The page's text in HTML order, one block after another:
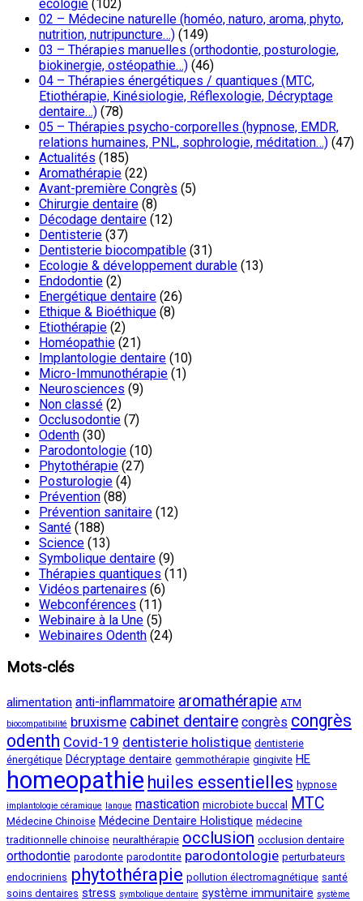
écologie (102)
02 – Médecine naturelle (homéo, naturo, aroma, phyto,
nutrition, nutripuncture…) (149)
03 – Thérapies manuelles (orthodontie, posturologie,
biokinergie, ostéopathie…) (46)
04 – Thérapies énergétiques / quantiques (MTC,
Etiothérapie, Kinésiologie, Réflexologie, Décryptage
dentaire…) (78)
05 – Thérapies psycho-corporelles (hypnose, EMDR,
relations humaines, PNL, sophrologie, méditation…) (47)
Actualités (185)
Aromathérapie (22)
Avant-première Congrès (5)
Chirurgie dentaire (8)
Décodage dentaire (12)
Dentisterie (37)
Dentisterie biocompatible (31)
Ecologie & développement durable (13)
Endodontie (2)
Energétique dentaire (26)
Ethique & Bioéthique (8)
Etiothérapie (2)
Homéopathie (21)
Implantologie dentaire (10)
Micro-Immunothérapie (1)
Neurosciences (9)
Non classé (2)
Occlusodontie (7)
Odenth (30)
Parodontologie (10)
Phytothérapie (27)
Posturologie (4)
Prévention (88)
Prévention sanitaire (12)
Santé (188)
Science (13)
Symbolique dentaire (9)
Thérapies quantiques (11)
Vidéos partenaires (6)
Webconférences (11)
Webinaire à la Une (5)
Webinaires Odenth (24)
Mots-clés
alimentation anti-inflammatoire aromathérapie ATM
biocompatibilité bruxisme cabinet dentaire congrès congrès
odenth Covid-19 dentisterie holistique dentisterie
énergétique Décryptage dentaire gemmothérapie gingivite HE
homeopathie huiles essentielles hypnose
implantologie céramique langue mastication microbiote buccal MTC
Médecine Chinoise Médecine Dentaire Holistique médecine
traditionnelle chinoise neuralthérapie occlusion occlusion dentaire
orthodontie parodonte parodontite parodontologie perturbateurs
endocriniens phytothérapie pollution électromagnétique santé
soins dentaires stress symbolique dentaire système immunitaire système